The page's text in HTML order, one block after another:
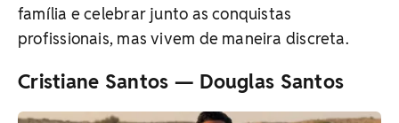
família e celebrar junto as conquistas
profissionais, mas vivem de maneira discreta.
Cristiane Santos — Douglas Santos